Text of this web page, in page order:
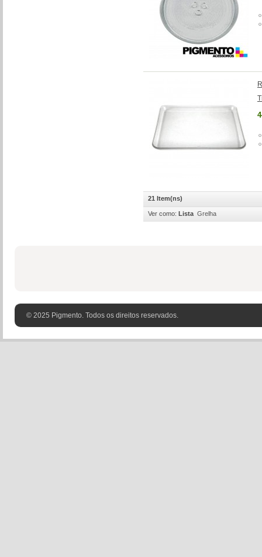
21 Item(ns)
Ver como: Lista Grelha
© 2025 Pigmento. Todos os direitos reservados.